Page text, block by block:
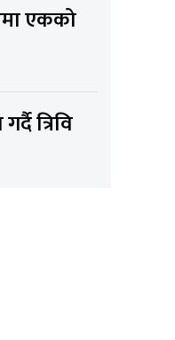
एकको
त्रिवि